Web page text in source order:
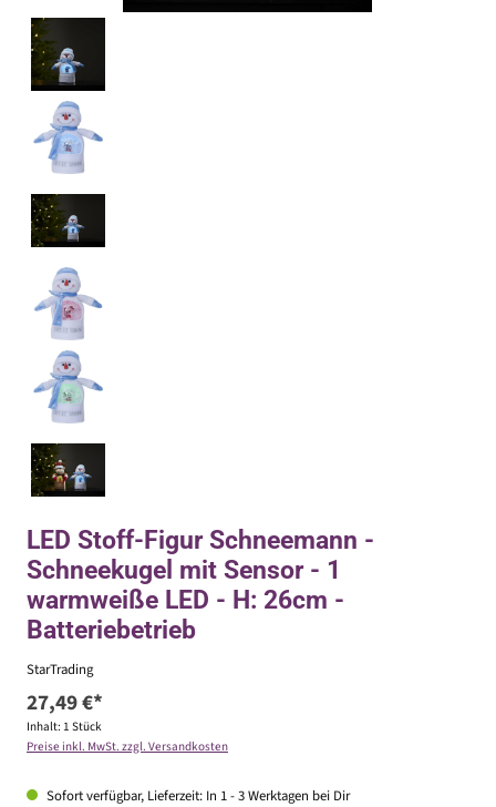
LED Stoff-Figur Schneemann -
Schneekugel mit Sensor - 1
warmweiße LED - H: 26cm -
Batteriebetrieb
StarTrading
27,49 €*
Inhalt: 1 Stück
Preise inkl. MwSt. zzgl. Versandkosten
Sofort verfügbar, Lieferzeit: In 1 - 3 Werktagen bei Dir